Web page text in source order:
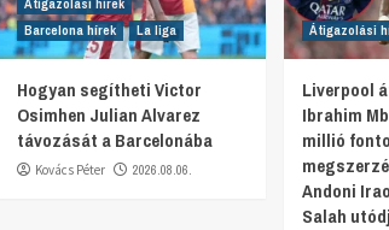
Barcelona hírek
La liga
Hogyan segítheti Victor
Osimhen Julian Alvarez
távozását a Barcelonába
Kovács Péter 2026.08.06.
Átigazolási
Liverpool
Ibrahim
millió
Andoni
Salah